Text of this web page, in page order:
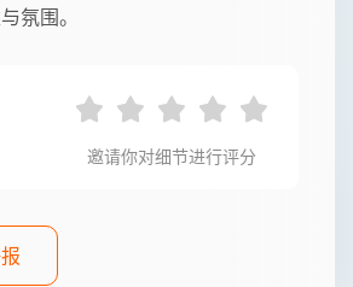
氛围。
邀请你对细节进行评分